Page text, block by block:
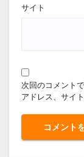
サイト
次回のコメント
アドレス、サイ